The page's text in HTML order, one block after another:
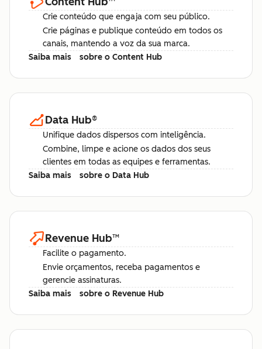
Crie conteúdo que engaja com seu público.
Crie páginas e publique conteúdo em todos os
canais, mantendo a voz da sua marca.
Saiba mais
sobre o Content Hub
Data Hub®
Unifique dados dispersos com inteligência.
Combine, limpe e acione os dados dos seus
clientes em todas as equipes e ferramentas.
Saiba mais
sobre o Data Hub
Revenue Hub™
Facilite o pagamento.
Envie orçamentos, receba pagamentos e
gerencie assinaturas.
Saiba mais
sobre o Revenue Hub